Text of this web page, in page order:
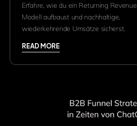
Erfahre, wie du ein Returning Revenue
Modell aufbaust und nachhaltige,
wiederkehrende Umsätze sicherst.
READ MORE